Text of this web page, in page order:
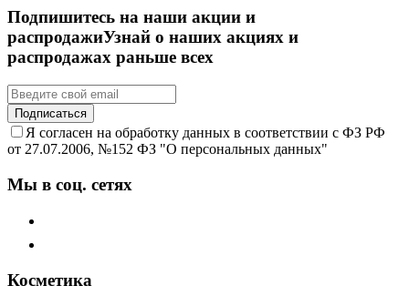
Подпишитесь на наши акции и
распродажиУзнай о наших акциях и
распродажах раньше всех
Подписаться
Я согласен на обработку данных в соответствии с ФЗ РФ
от 27.07.2006, №152 ФЗ "О персональных данных"
Мы в соц. сетях
Косметика